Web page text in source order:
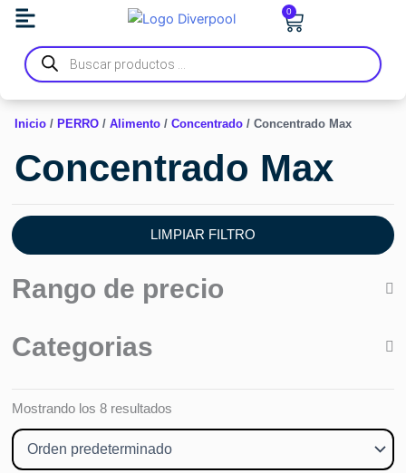
contenido
0
Carrito
Búsqueda
de
productos
Inicio / PERRO / Alimento / Concentrado / Concentrado Max
Concentrado Max
LIMPIAR FILTRO
Rango de precio
Categorias
Mostrando los 8 resultados